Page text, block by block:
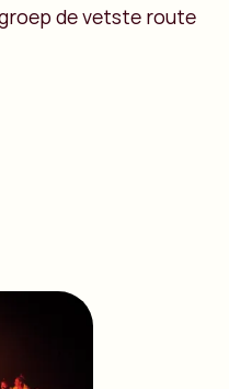
de vetste route